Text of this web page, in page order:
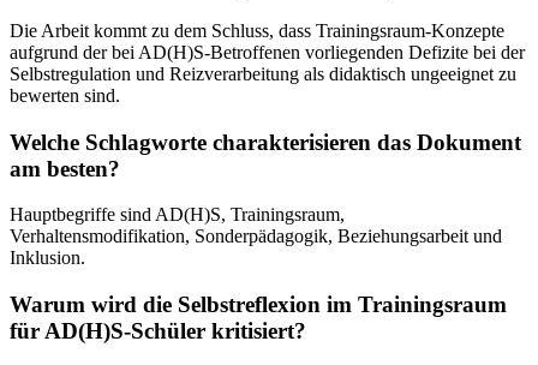
Die Arbeit kommt zu dem Schluss, dass Trainingsraum-Konzepte
aufgrund der bei AD(H)S-Betroffenen vorliegenden Defizite bei der
Selbstregulation und Reizverarbeitung als didaktisch ungeeignet zu
bewerten sind.
Welche Schlagworte charakterisieren das Dokument
am besten?
Hauptbegriffe sind AD(H)S, Trainingsraum,
Verhaltensmodifikation, Sonderpädagogik, Beziehungsarbeit und
Inklusion.
Warum wird die Selbstreflexion im Trainingsraum
für AD(H)S-Schüler kritisiert?